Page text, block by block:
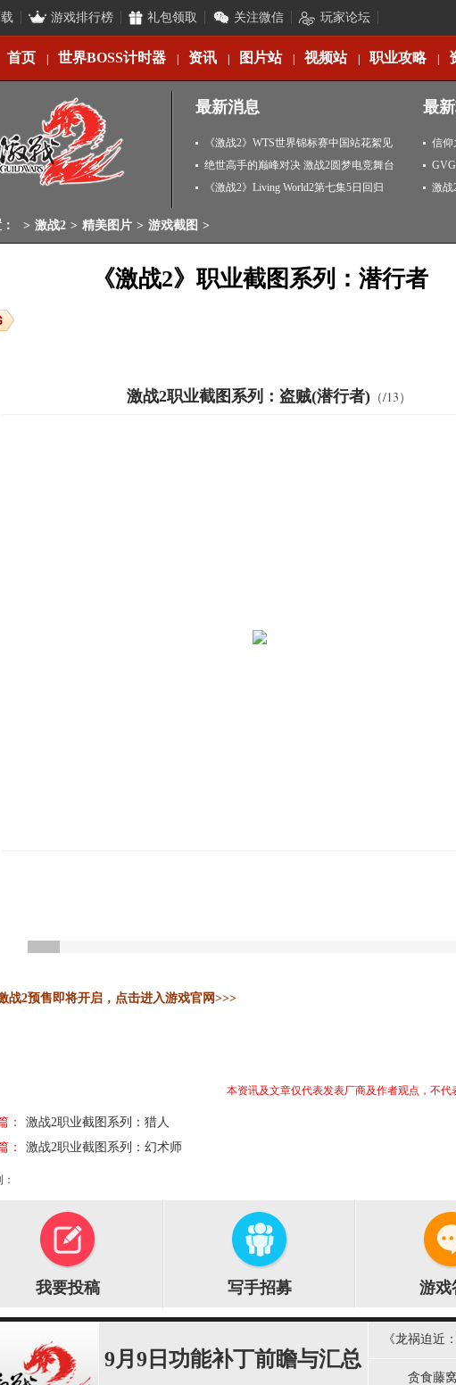
游戏排行榜 礼包领取 关注微信 玩家论坛
首页 世界BOSS计时器 资讯 图片站 视频站 职业攻略
最新消息
《激战2》WTS世界锦标赛中国站花絮见
闻
绝世高手的巅峰对决 激战2圆梦电竞舞台
《激战2》Living World2第七集5日回归
最
信仰
激战
> 激战2 > 精美图片 > 游戏截图 >
《激战2》职业截图系列：潜行者
激战2职业截图系列：盗贼(潜行者)（/13）
战2预售即将开启，点击进入游戏官网>>>
本资讯及文章仅代表发表厂商及作者观点，不代
：
激战2职业截图系列：猎人
：
激战2职业截图系列：幻术师
我要投稿 写手招募 游戏
9月9日功能补丁前瞻与汇总
《龙祸迫近
贪食藤